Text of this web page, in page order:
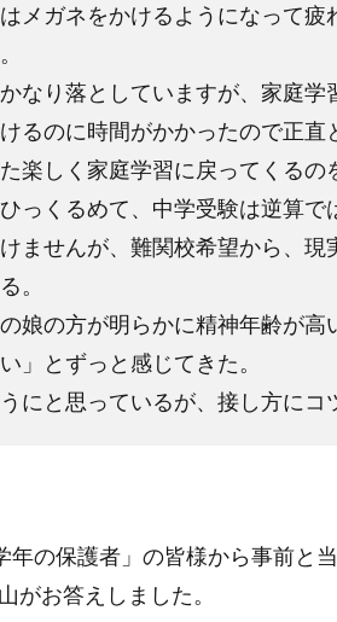
メガネをかけるようになって疲
なり落としていますが、家庭学
るのに時間がかかったので正
楽しく家庭学習に戻ってくるの
っくるめて、中学受験は逆算で
ませんが、難関校希望から、
。
娘の方が明らかに精神年齢が
」とずっと感じてきた。
にと思っているが、接し方にコ
年の保護者」の皆様から事前と
がお答えしました。